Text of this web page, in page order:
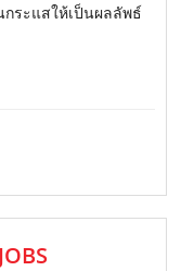
กระแสให้เป็นผลลัพธ์
JOBS